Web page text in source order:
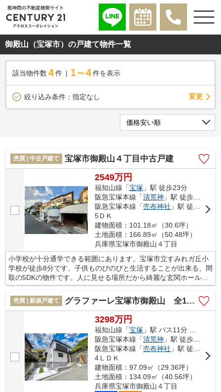
御殿山（宝塚市）の戸建て物件一覧
該当物件数 4件 1～4 件を表示
絞り込み条件： 指定なし 変更
売買 | 中古戸建て 宝塚市御殿山４丁目中古戸建
2549万円
福知山線「宝塚 」駅 徒歩23分
阪急宝塚本線「清荒神 」駅 徒歩24分
阪急宝塚本線「売布神社 」駅 徒歩37分
5ＤＫ
建物面積：101.18㎡（30.6坪）
土地面積：166.89㎡（50.48坪）
兵庫県宝塚市御殿山４丁目
小学校が十分通学できる範囲にあります。宝塚市立すみれガ丘小
学校が徒歩8分です。子供ものびのびと生活することが出来る、間
取の5DKの物件です。人に見せる場所だから綺麗な玄関ホールが
いいですよね。こちらの物件は閑静な住宅地にあります。一戸建
てを探すのであれば、当社スタッフがお手伝いいたします。宝塚
市の福知山線宝塚周辺にある不動産のことならお任せ下さい。
売買 | 新築戸建て グラファーレ宝塚市御殿山 全1区画
3298万円
福知山線「宝塚 」駅 バス11分 「御殿山4丁目」 停歩10分
阪急宝塚本線「清荒神 」駅 徒歩26分
阪急宝塚本線「売布神社 」駅 徒歩38分
4ＬＤＫ
建物面積：97.09㎡（29.36坪）
土地面積：134.09㎡（40.56坪）
兵庫県宝塚市御殿山４丁目